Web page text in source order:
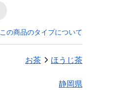
この商品のタイプについて
お茶 ほうじ茶
静岡県